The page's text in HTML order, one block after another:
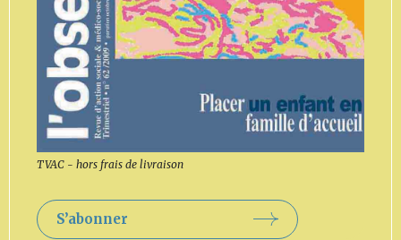
TVAC - hors frais de livraison
S’abonner